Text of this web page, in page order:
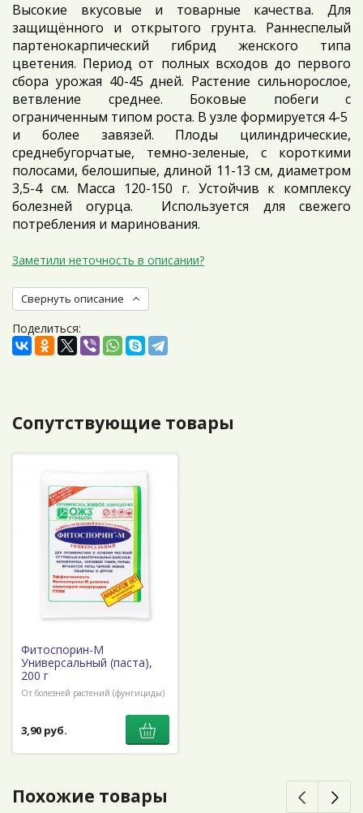
Высокие вкусовые и товарные качества. Для
защищённого и открытого грунта. Раннеспелый
партенокарпический гибрид женского типа
цветения. Период от полных всходов до первого
сбора урожая 40-45 дней. Растение сильнорослое,
ветвление среднее. Боковые побеги с
ограниченным типом роста. В узле формируется 4-5
и более завязей. Плоды цилиндрические,
среднебугорчатые, темно-зеленые, с короткими
полосами, белошипые, длиной 11-13 см, диаметром
3,5-4 см. Масса 120-150 г. Устойчив к комплексу
болезней огурца. Используется для свежего
потребления и маринования.
Заметили неточность в описании?
Свернуть описание
Поделиться:
Сопутствующие товары
Фитоспорин-М
Универсальный (паста),
200 г
От болезней растений (фунгициды)
3,90 руб.
Похожие товары